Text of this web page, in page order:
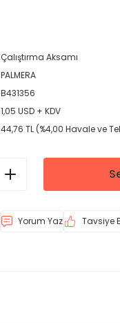
Çalıştırma Aksamı
PALMERA
B431356
1,05 USD + KDV
44,76 TL (%4,00 Havale ve
Yorum Yaz Tavsiye